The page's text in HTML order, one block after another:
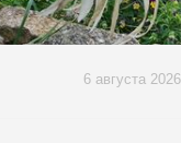
6 августа 2026